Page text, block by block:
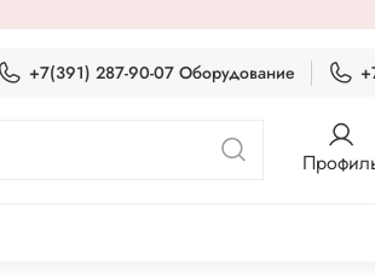
+7(391) 287-90-07 Оборудование